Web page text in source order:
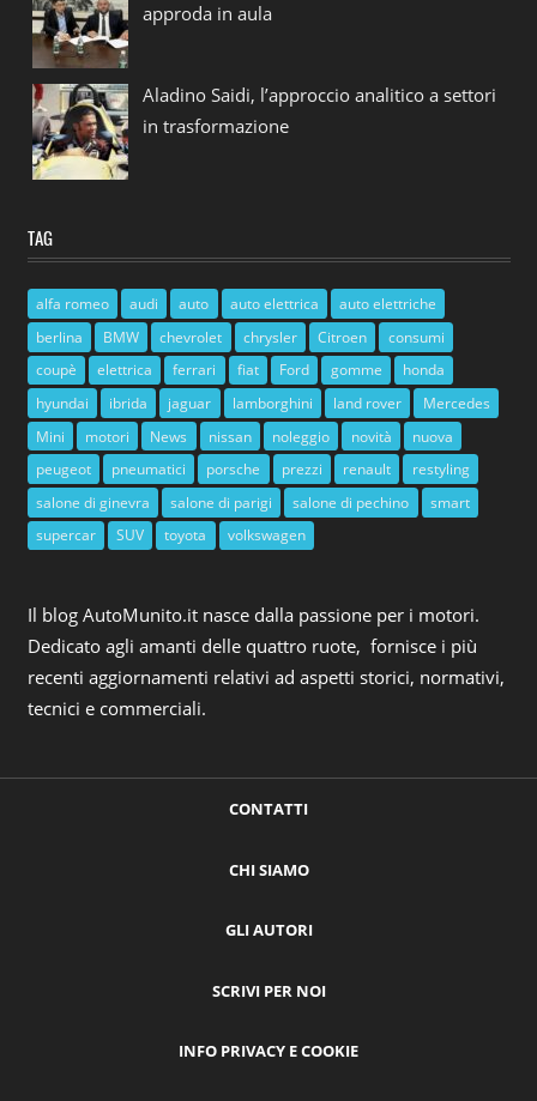
approda in aula
Aladino Saidi, l’approccio analitico a settori
in trasformazione
TAG
alfa romeo audi auto auto elettrica
auto elettriche
berlina
BMW chevrolet chrysler Citroen
consumi
coupè
elettrica ferrari fiat Ford gomme
honda
hyundai
ibrida jaguar lamborghini land rover
Mercedes
Mini
motori News nissan noleggio novità
nuova
peugeot
pneumatici porsche prezzi renault
restyling
salone di ginevra
salone di parigi salone di pechino
smart
supercar
SUV toyota volkswagen
Il blog AutoMunito.it nasce dalla passione per i motori.
Dedicato agli amanti delle quattro ruote, fornisce i più
recenti aggiornamenti relativi ad aspetti storici, normativi,
tecnici e commerciali.
CONTATTI
CHI SIAMO
GLI AUTORI
SCRIVI PER NOI
INFO PRIVACY E COOKIE